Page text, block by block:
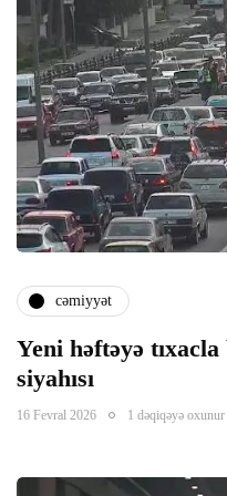
cəmiyyət
Yeni həftəyə
siyahısı
16 Fevral 2026 1 dəqiqəyə oxunur